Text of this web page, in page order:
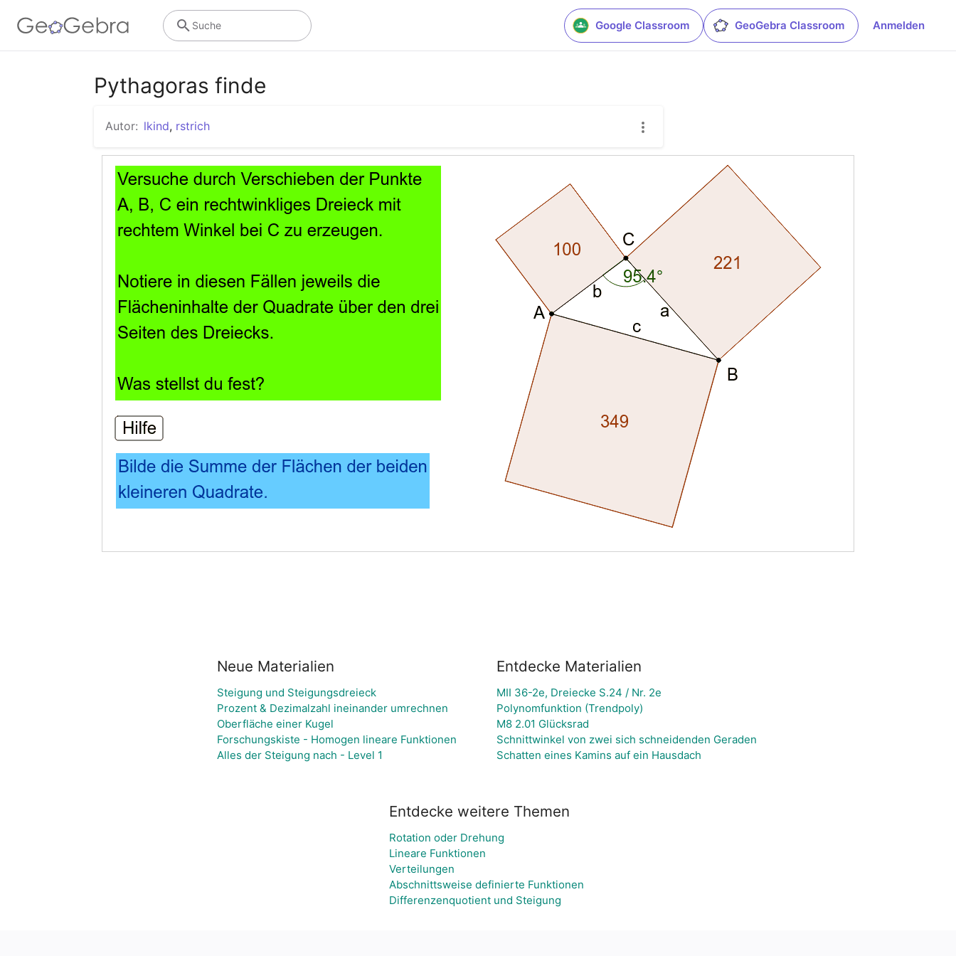
Google Classroom GeoGebra Classroom Anmelden
Suche
Pythagoras finde
Autor: lkind, rstrich
Neue Materialien
Steigung und Steigungsdreieck
Prozent & Dezimalzahl ineinander umrechnen
Oberfläche einer Kugel
Forschungskiste - Homogen lineare Funktionen
Alles der Steigung nach - Level 1
Entdecke Materialien
MII 36-2e, Dreiecke S.24 / Nr. 2e
Polynomfunktion (Trendpoly)
M8 2.01 Glücksrad
Schnittwinkel von zwei sich schneidenden Geraden
Schatten eines Kamins auf ein Hausdach
Entdecke weitere Themen
Rotation oder Drehung
Lineare Funktionen
Verteilungen
Abschnittsweise definierte Funktionen
Differenzenquotient und Steigung